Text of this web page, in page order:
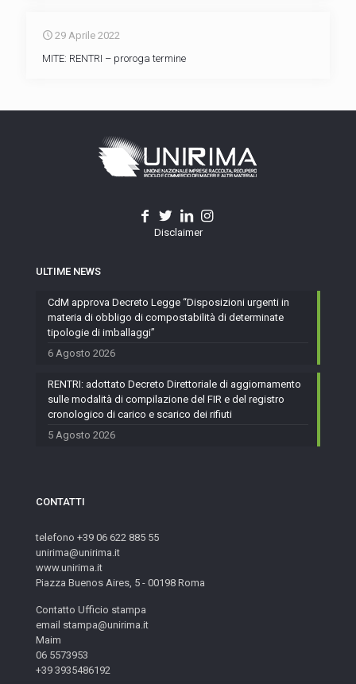
29 Aprile 2022
MITE: RENTRI – proroga termine
Disclaimer
ULTIME NEWS
CdM approva Decreto Legge “Disposizioni urgenti in
materia di obbligo di compostabilità di determinate
tipologie di imballaggi”
6 Agosto 2026
RENTRI: adottato Decreto Direttoriale di aggiornamento
sulle modalità di compilazione del FIR e del registro
cronologico di carico e scarico dei rifiuti
5 Agosto 2026
CONTATTI
telefono +39 06 622 885 55
unirima@unirima.it
www.unirima.it
Piazza Buenos Aires, 5 - 00198 Roma
Contatto Ufficio stampa
email stampa@unirima.it
Maim
06 5573953
+39 3935486192